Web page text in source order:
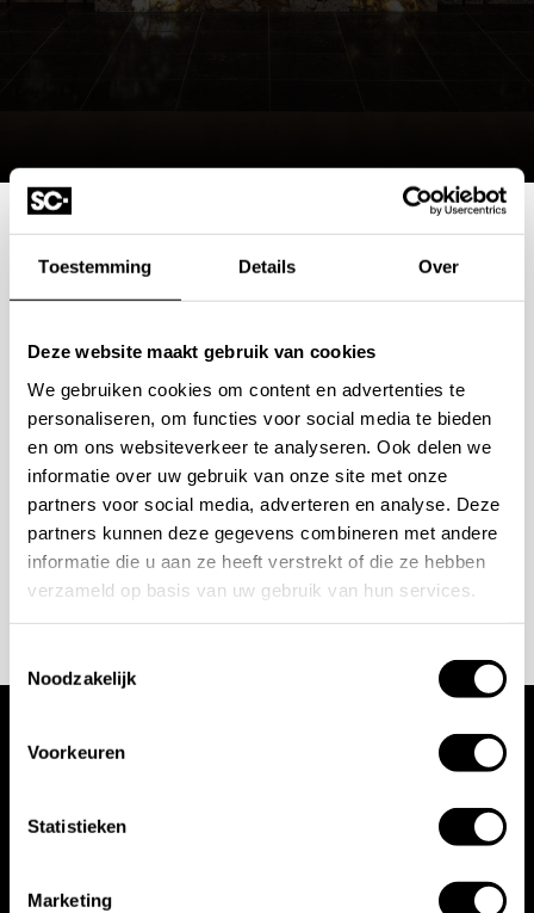
Toestemming Details Over
Deze website maakt gebruik van cookies
We gebruiken cookies om content en advertenties te
personaliseren, om functies voor social media te bieden
en om ons websiteverkeer te analyseren. Ook delen we
informatie over uw gebruik van onze site met onze
partners voor social media, adverteren en analyse. Deze
partners kunnen deze gegevens combineren met andere
informatie die u aan ze heeft verstrekt of die ze hebben
verzameld op basis van uw gebruik van hun services.
Noodzakelijk
Voorkeuren
Statistieken
Marketing
Mogelijkheden
bespreken?
Wilt u ook iedere dag genieten van een luxe badkamer?
Neem contact met ons op voor een intake gesprek.
+31 10 28 575 85
projects@stonecompany.nl
AFSPRAAK MAKEN
Wij werken met
toonaangevende